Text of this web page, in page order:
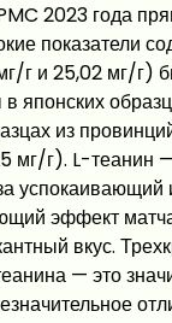
2023 года
показатели
г и 25,02 мг/г)
японских
из
мг/г). L-теанин
успокаивающий
эффект
вкус.
— это